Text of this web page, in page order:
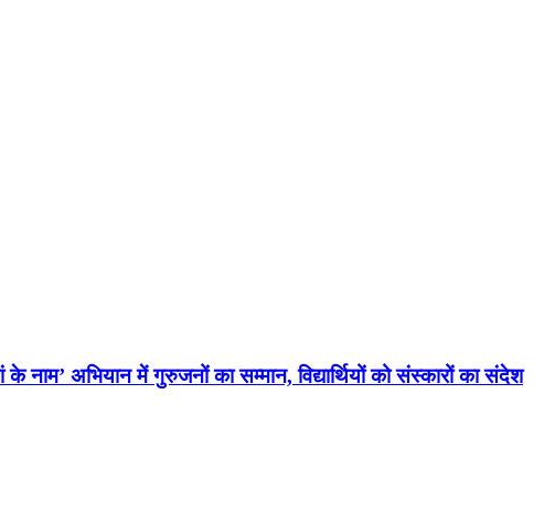
अभियान में गुरुजनों का सम्मान, विद्यार्थियों को संस्कारों का संदेश